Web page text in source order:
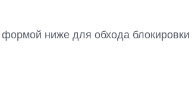
ниже для обхода блокировки